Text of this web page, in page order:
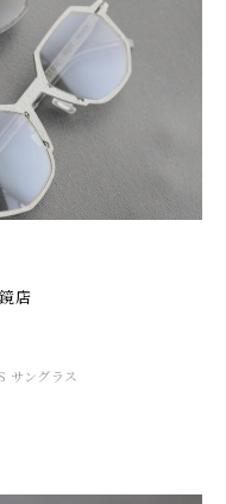
店
サングラス